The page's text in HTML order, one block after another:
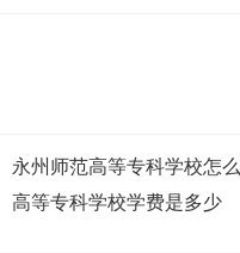
永州师范高等专科学校怎
高等专科学校学费是多少